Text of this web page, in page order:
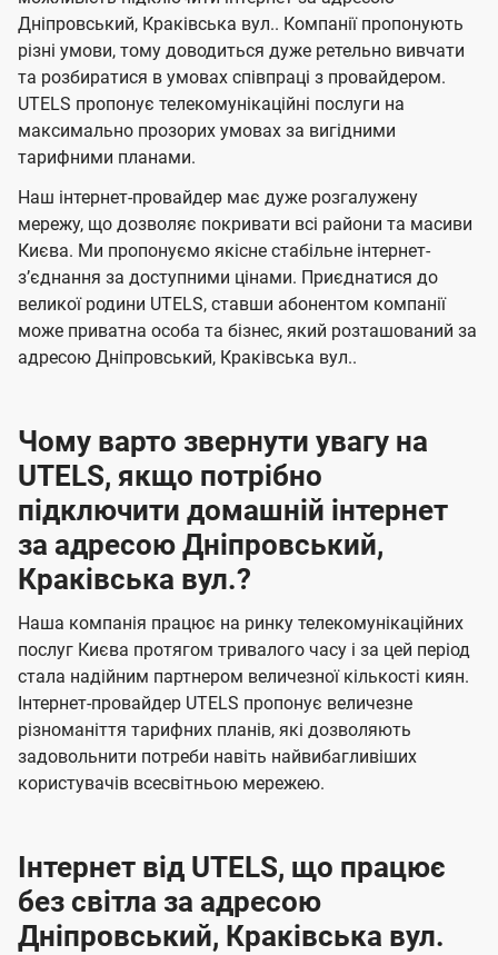
а
н
і
ї
U
t
e
l
s
л
е
б
а
ч
е
н
н
я
н
я
м
л
е
б
а
ч
н
н
я
н
я
м
Дніпровський, Краківська вул.. Компанії пропонують
різні умови, тому доводиться дуже ретельно вивчати
та розбиратися в умовах співпраці з провайдером.
UTELS пропонує телекомунікаційні послуги на
максимально прозорих умовах за вигідними
тарифними планами.
Наш інтернет-провайдер має дуже розгалужену
мережу, що дозволяє покривати всі райони та масиви
Києва. Ми пропонуємо якісне стабільне інтернет-
зʼєднання за доступними цінами. Приєднатися до
великої родини UTELS, ставши абонентом компанії
може приватна особа та бізнес, який розташований за
адресою Дніпровський, Краківська вул..
Чому варто звернути увагу на
UTELS, якщо потрібно
підключити домашній інтернет
за адресою Дніпровський,
Краківська вул.?
Наша компанія працює на ринку телекомунікаційних
послуг Києва протягом тривалого часу і за цей період
стала надійним партнером величезної кількості киян.
Інтернет-провайдер UTELS пропонує величезне
різноманіття тарифних планів, які дозволяють
задовольнити потреби навіть найвибагливіших
користувачів всесвітньою мережею.
Інтернет від UTELS, що працює
без світла за адресою
Дніпровський, Краківська вул.